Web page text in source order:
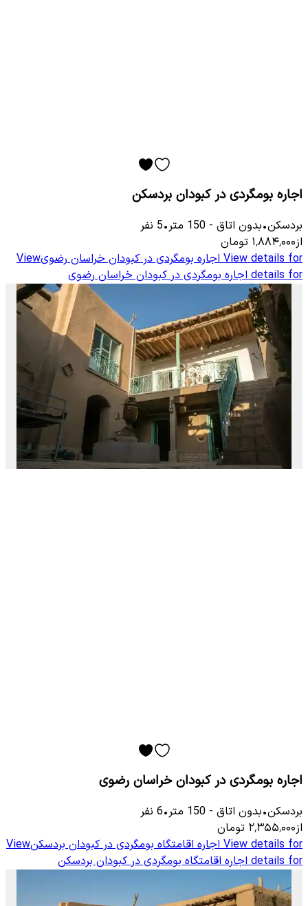
اجاره بومگردی در کبودان بردسکن
بردسکن•بدون اتاق -
150 متر•
5 نفر
از۱٬۸۸۴٬۰۰۰ تومان
View details for اجاره بومگردی در کبودان خراسان رضویView
details for اجاره بومگردی در کبودان خراسان رضوی
اجاره بومگردی در کبودان خراسان رضوی
بردسکن•بدون اتاق -
150 متر•
6 نفر
از۲٬۳۵۵٬۰۰۰ تومان
View details for اجاره اقامتگاه بومگردی در کبودان بردسکنView
details for اجاره اقامتگاه بومگردی در کبودان بردسکن